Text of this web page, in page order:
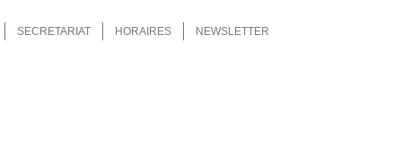
SECRETARIAT HORAIRES NEWSLETTER